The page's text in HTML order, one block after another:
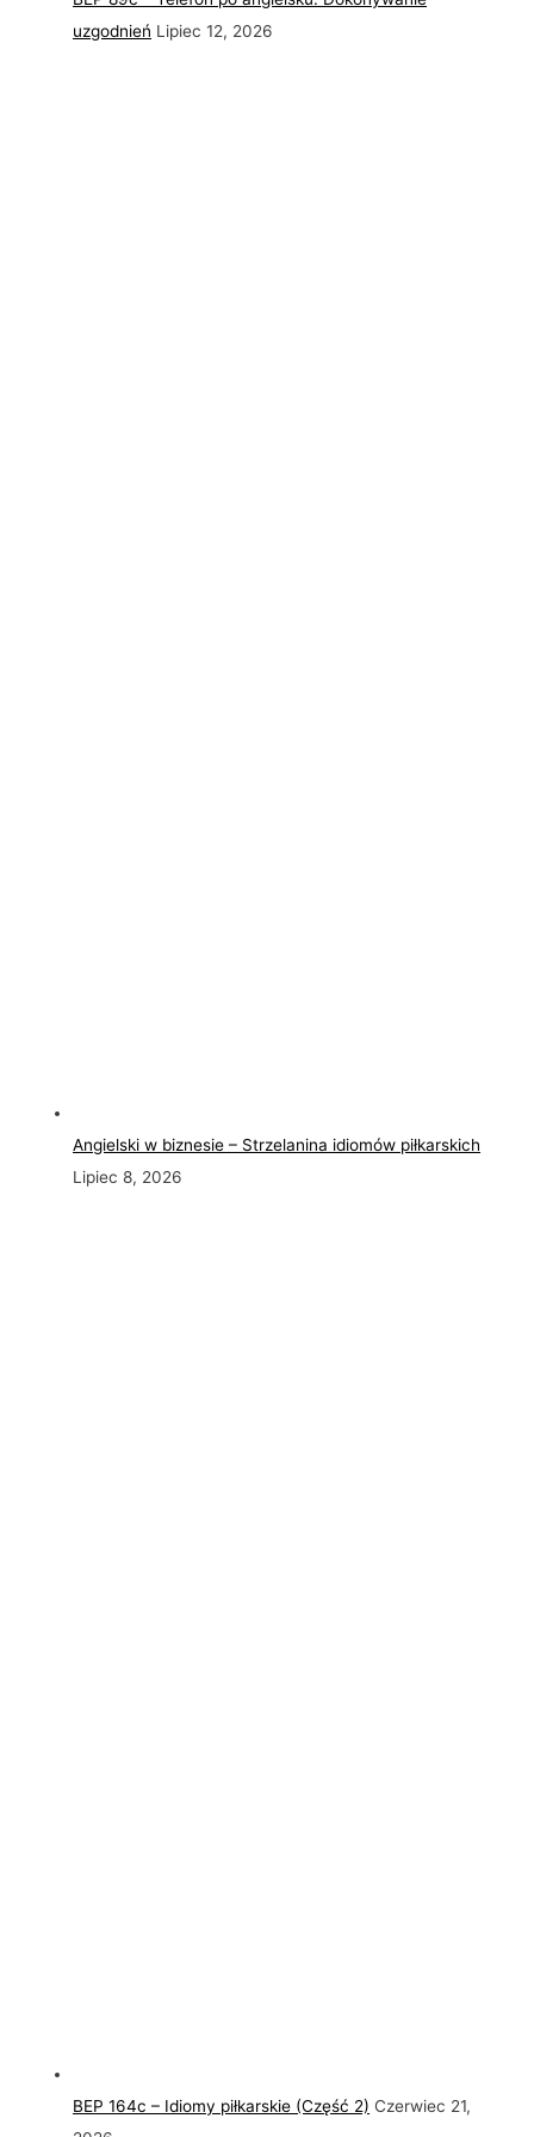
uzgodnień Lipiec 12, 2026
Angielski w biznesie – Strzelanina idiomów piłkarskich
Lipiec 8, 2026
BEP 164c – Idiomy piłkarskie (Część 2) Czerwiec 21,